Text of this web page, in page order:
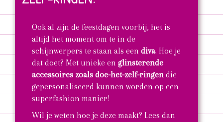
Ook al zijn de feestdagen voorbij, het is
altijd het moment om te in de
schijnwerpers te staan als een diva. Hoe je
dat doet? Met unieke en glinsterende
accessoires zoals doe-het-zelf-ringen die
gepersonaliseerd kunnen worden op een
superfashion manier!
Wil je weten hoe je deze maakt? Lees dan